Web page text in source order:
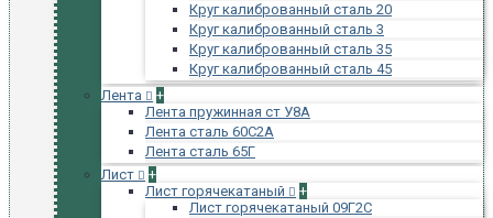
Круг калиброванный сталь 20
Круг калиброванный сталь 3
Круг калиброванный сталь 35
Круг калиброванный сталь 45
Лента
+
Лента пружинная ст У8А
Лента сталь 60С2А
Лента сталь 65Г
Лист
+
Лист горячекатаный
+
Лист горячекатаный 09Г2С